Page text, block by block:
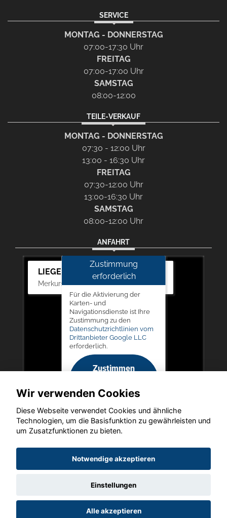
SERVICE
MONTAG - DONNERSTAG
07:00-17:30 Uhr
FREITAG
07:00-17:00 Uhr
SAMSTAG
08:00-12:00
TEILE-VERKAUF
MONTAG - DONNERSTAG
07:30 - 12:00 Uhr
13:00 - 16:30 Uhr
FREITAG
07:30-12:00 Uhr
13:00-16:30 Uhr
SAMSTAG
08:00-12:00 Uhr
ANFAHRT
LIEGERT & BÖSKEN Automobile
Merkurstr. 11, 67663 Kaiserslautern
Zustimmung
erforderlich
Für die Aktivierung der
Karten- und
Navigationsdienste ist Ihre
Zustimmung zu den
Datenschutzrichtlinien vom
Drittanbieter Google LLC
erforderlich.
Zustimmen
aktivieren
Copyright © 2026. LIEGERT & BÖSKEN Automobile
Datenschutz Impressum AGB
Wir verwenden Cookies
Diese Webseite verwendet Cookies und ähnliche
Technologien, um die Basisfunktion zu gewährleisten und
um Zusatzfunktionen zu bieten.
Notwendige akzeptieren
Einstellungen
Alle akzeptieren